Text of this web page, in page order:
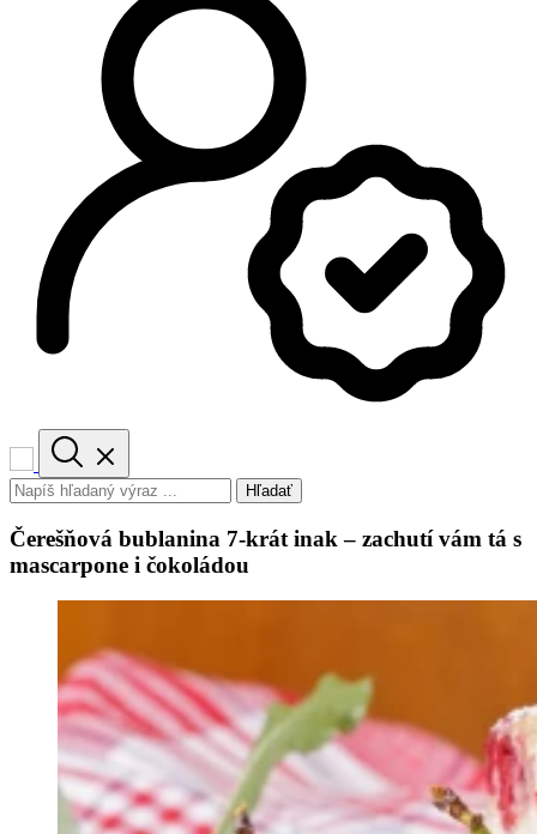
Hľadať
Čerešňová bublanina 7-krát inak – zachutí vám tá s
mascarpone i čokoládou